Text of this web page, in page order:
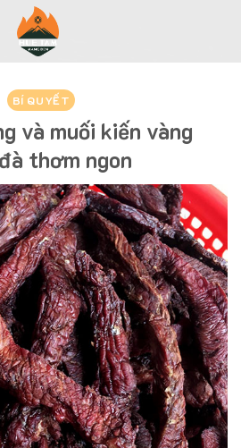
BÍ QUYẾT
và muối kiến vàng
thơm ngon